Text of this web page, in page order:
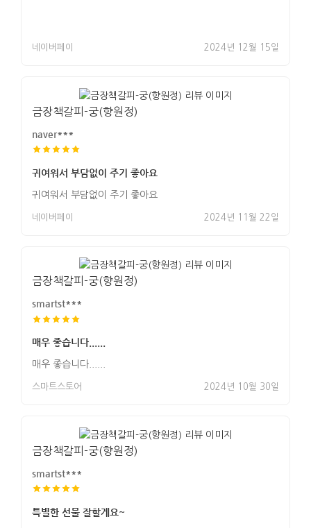
네이버페이 2024년 12월 15일
금장책갈피-궁(향원정)
naver***
귀여워서 부담없이 주기 좋아요
귀여워서 부담없이 주기 좋아요
네이버페이 2024년 11월 22일
금장책갈피-궁(향원정)
smartst***
매우 좋습니다......
매우 좋습니다......
스마트스토어 2024년 10월 30일
금장책갈피-궁(향원정)
smartst***
특별한 선물 잘할게요~